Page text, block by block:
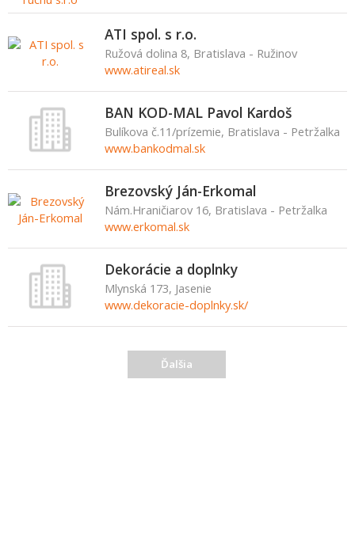
ATI spol. s r.o.
Ružová dolina 8, Bratislava - Ružinov
www.atireal.sk
BAN KOD-MAL Pavol Kardoš
Bulíkova č.11/prízemie, Bratislava - Petržalka
www.bankodmal.sk
Brezovský Ján-Erkomal
Nám.Hraničiarov 16, Bratislava - Petržalka
www.erkomal.sk
Dekorácie a doplnky
Mlynská 173, Jasenie
www.dekoracie-doplnky.sk/
Ďalšia